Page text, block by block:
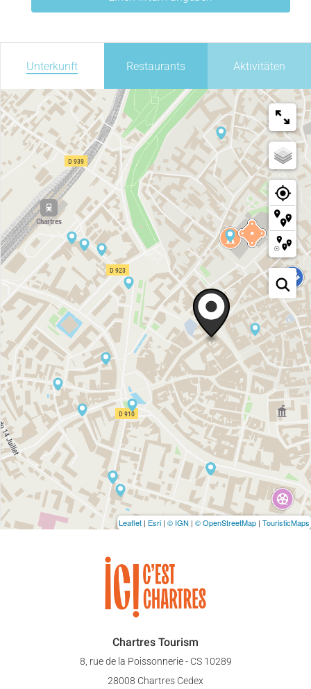
Unterkunft Restaurants Aktivitäten
Leaflet | Esri | © IGN | © OpenStreetMap | TouristicMaps
Chartres Tourism
8, rue de la Poissonnerie - CS 10289
28008 Chartres Cedex